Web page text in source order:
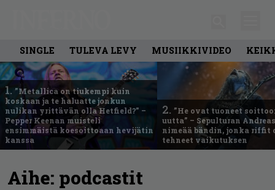
SINGLE TULEVA LEVY MUSIIKKIVIDEO
1. ”Metallica on tiukempi kuin
koskaan ja te haluatte jonkun
nulikan yrittävän olla Hetfield?” –
Pepper Keenan muisteli
ensimmäistä koesoittoaan hevijätin
kanssa
2. ”He ovat tuoneet
uutta” – Sepulturan
nimeää bändin, jonka riffit
tehneet vaikutuksen
Aihe: podcastit